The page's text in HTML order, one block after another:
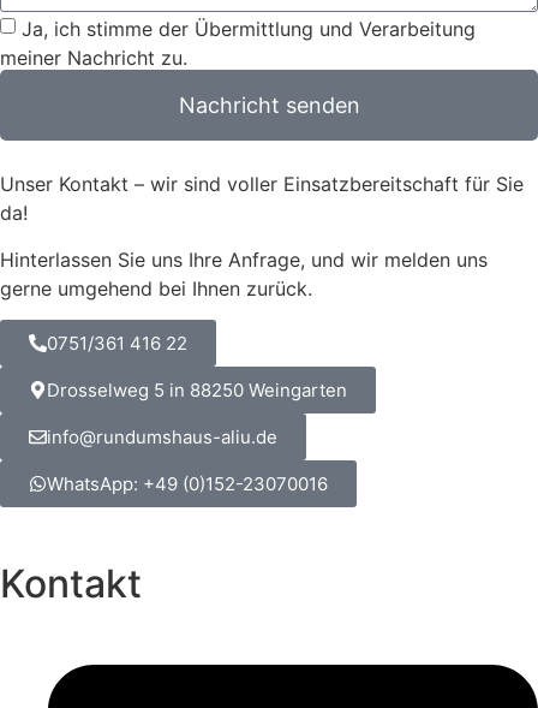
Ja, ich stimme der Übermittlung und Verarbeitung
meiner Nachricht zu.
Nachricht senden
Unser Kontakt – wir sind voller Einsatzbereitschaft für Sie
da!
Hinterlassen Sie uns Ihre Anfrage, und wir melden uns
gerne umgehend bei Ihnen zurück.
0751/361 416 22
Drosselweg 5 in 88250 Weingarten
info@rundumshaus-aliu.de
WhatsApp: +49 (0)152-23070016
Kontakt